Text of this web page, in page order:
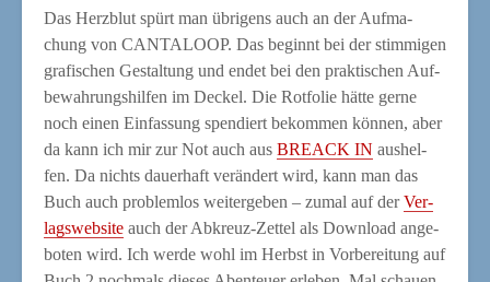
Das Herz­blut spürt man übri­gens auch an der Auf­ma­
chung von CANTALOOP. Das beginnt bei der stim­mi­gen
gra­fi­schen Gestal­tung und endet bei den prak­ti­schen Auf­
be­wah­rungs­hil­fen im Deckel. Die Rot­fo­lie hät­te ger­ne
noch einen Ein­fas­sung spen­diert bekom­men kön­nen, aber
da kann ich mir zur Not auch aus BREACK IN aus­hel­
fen. Da nichts dau­er­haft ver­än­dert wird, kann man das
Buch auch pro­blem­los wei­ter­ge­ben – zumal auf derVer­
lags­web­site auch der Abkreuz-Zet­tel als Down­load ange­
bo­ten wird. Ich wer­de wohl im Herbst in Vor­be­rei­tung auf